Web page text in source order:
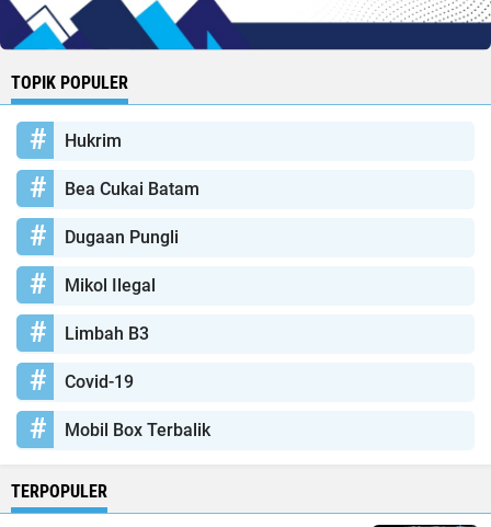
TOPIK POPULER
Hukrim
Bea Cukai Batam
Dugaan Pungli
Mikol Ilegal
Limbah B3
Covid-19
Mobil Box Terbalik
TERPOPULER